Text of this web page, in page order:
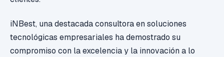
iNBest, una destacada consultora en soluciones
tecnológicas empresariales ha demostrado su
compromiso con la excelencia y la innovación a lo